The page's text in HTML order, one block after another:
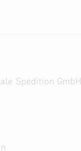
Spedition GmbH